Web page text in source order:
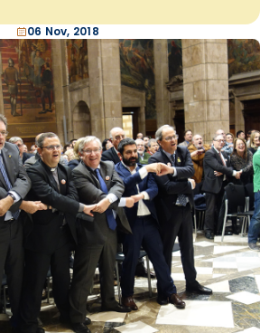
06 Nov, 2018